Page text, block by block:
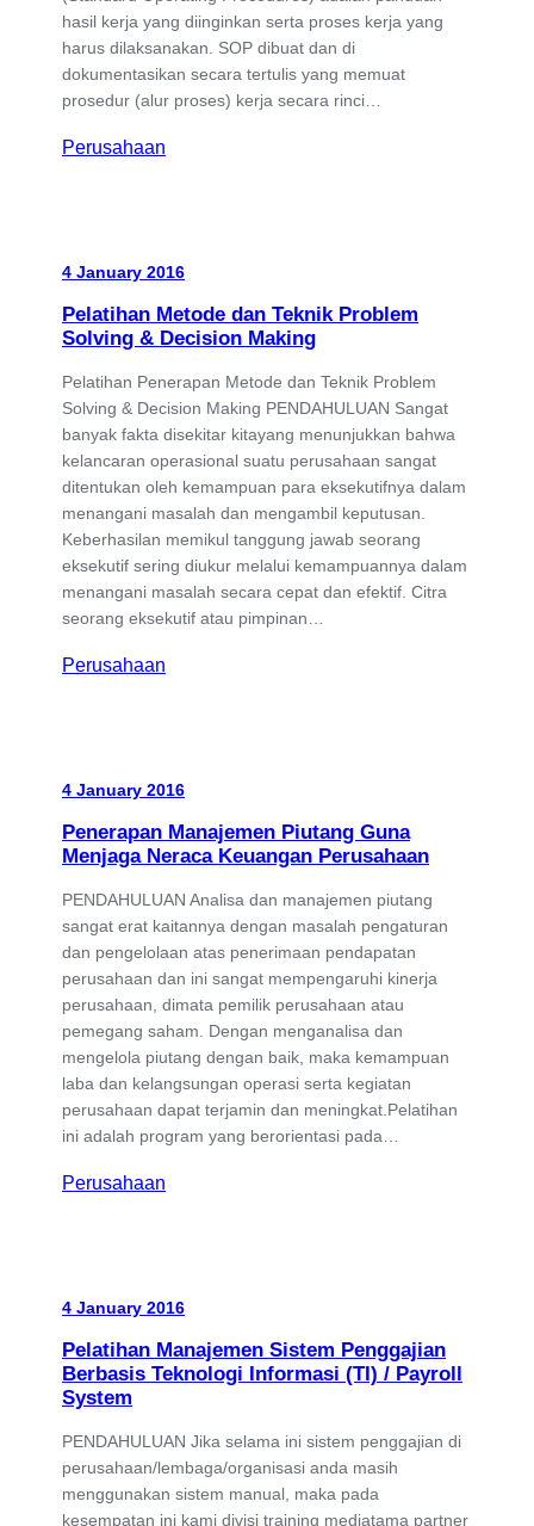
hasil kerja yang diinginkan serta proses kerja yang
harus dilaksanakan. SOP dibuat dan di
dokumentasikan secara tertulis yang memuat
prosedur (alur proses) kerja secara rinci…
Perusahaan
4 January 2016
Pelatihan Metode dan Teknik Problem
Solving & Decision Making
Pelatihan Penerapan Metode dan Teknik Problem
Solving & Decision Making PENDAHULUAN Sangat
banyak fakta disekitar kitayang menunjukkan bahwa
kelancaran operasional suatu perusahaan sangat
ditentukan oleh kemampuan para eksekutifnya dalam
menangani masalah dan mengambil keputusan.
Keberhasilan memikul tanggung jawab seorang
eksekutif sering diukur melalui kemampuannya dalam
menangani masalah secara cepat dan efektif. Citra
seorang eksekutif atau pimpinan…
Perusahaan
4 January 2016
Penerapan Manajemen Piutang Guna
Menjaga Neraca Keuangan Perusahaan
PENDAHULUAN Analisa dan manajemen piutang
sangat erat kaitannya dengan masalah pengaturan
dan pengelolaan atas penerimaan pendapatan
perusahaan dan ini sangat mempengaruhi kinerja
perusahaan, dimata pemilik perusahaan atau
pemegang saham. Dengan menganalisa dan
mengelola piutang dengan baik, maka kemampuan
laba dan kelangsungan operasi serta kegiatan
perusahaan dapat terjamin dan meningkat.Pelatihan
ini adalah program yang berorientasi pada…
Perusahaan
4 January 2016
Pelatihan Manajemen Sistem Penggajian
Berbasis Teknologi Informasi (TI) / Payroll
System
PENDAHULUAN Jika selama ini sistem penggajian di
perusahaan/lembaga/organisasi anda masih
menggunakan sistem manual, maka pada
kesempatan ini kami divisi training mediatama partner